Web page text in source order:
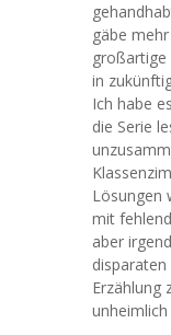
gäbe
großartige
in
Ich habe
die Serie
Lösungen
mit
aber
Erzählung